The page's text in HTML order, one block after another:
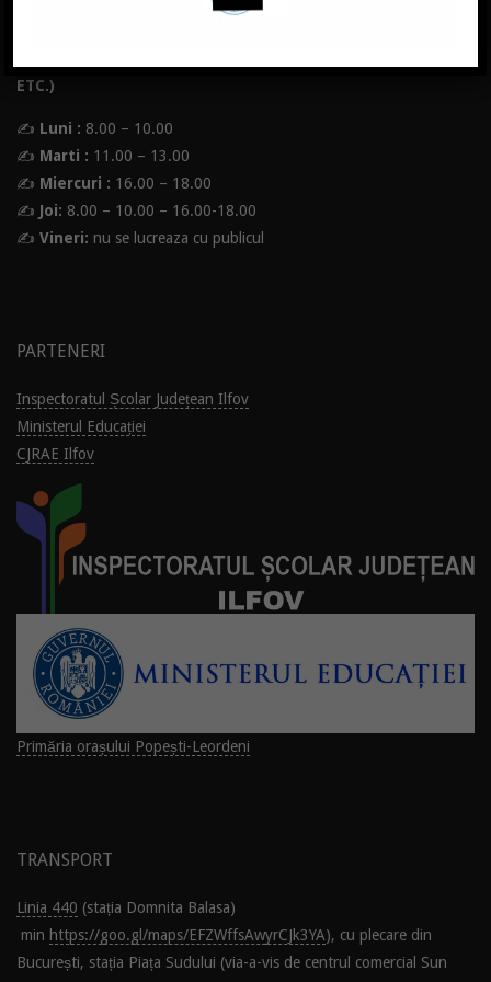
ETC.)
✍ Luni : 8.00 – 10.00
✍ Marti : 11.00 – 13.00
✍ Miercuri : 16.00 – 18.00
✍ Joi: 8.00 – 10.00 – 16.00-18.00
✍ Vineri: nu se lucreaza cu publicul
PARTENERI
Inspectoratul Școlar Județean Ilfov
Ministerul Educației
CJRAE Ilfov
Primăria orașului Popești-Leordeni
TRANSPORT
Linia 440 (stația Domnita Balasa)
min https://goo.gl/maps/EFZWffsAwyrCJk3YA), cu plecare din
București, stația Piața Sudului (via-a-vis de centrul comercial Sun